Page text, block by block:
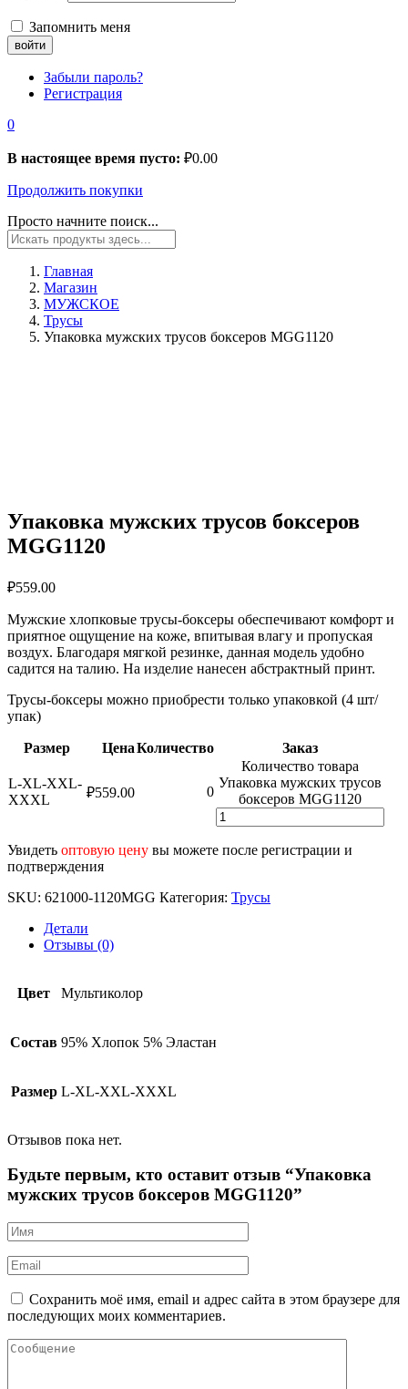
Запомнить меня
Забыли пароль?
Регистрация
0
В настоящее время пусто: ₽0.00
Продолжить покупки
Просто начните поиск...
Главная
Магазин
МУЖСКОЕ
Трусы
Упаковка мужских трусов боксеров MGG1120
Упаковка мужских трусов боксеров
MGG1120
₽559.00
Мужские хлопковые трусы-боксеры обеспечивают комфорт и
приятное ощущение на коже, впитывая влагу и пропуская
воздух. Благодаря мягкой резинке, данная модель удобно
садится на талию. На изделие нанесен абстрактный принт.
Трусы-боксеры можно приобрести только упаковкой (4 шт/
упак)
Размер ЦенаКоличество Заказ
L-XL-XXL-
XXXL
₽559.00 0
Количество товара
Упаковка мужских трусов
боксеров MGG1120
Увидеть оптовую цену вы можете после регистрации и
подтверждения
SKU: 621000-1120MGG Категория: Трусы
Детали
Отзывы (0)
Цвет Мультиколор
Состав 95% Хлопок 5% Эластан
Размер L-XL-XXL-XXXL
Отзывов пока нет.
Будьте первым, кто оставит отзыв “Упаковка
мужских трусов боксеров MGG1120”
Сохранить моё имя, email и адрес сайта в этом браузере для
последующих моих комментариев.